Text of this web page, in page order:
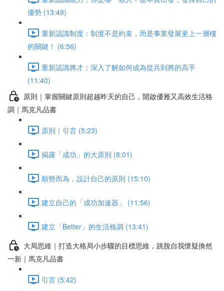
優勢 (13:49)
重新認識制度：制度不是約束，而是事業發展更上一層樓
的關鍵！ (6:56)
重新認識將才：深入了解如何成為從兵到將的高手
(11:40)
原則｜掌握關鍵原則超越昨天的自己，開啟優雅又高效生活格
調｜馬克凡品書
原則｜引言 (5:23)
揭露「成功」的大原則 (8:01)
順勢而為，設計自己的原則 (15:10)
建立自己的「成功加速器」 (11:56)
建立「Better」的生活格調 (13:41)
大局思維｜打造大格局小步驟的目標思維，跳脫自我懷疑換然
一新｜馬克凡品書
引言 (5:42)